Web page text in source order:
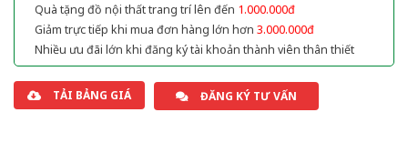
Quà tặng đồ nội thất trang trí lên đến 1.000.000đ
Giảm trực tiếp khi mua đơn hàng lớn hơn 3.000.000đ
Nhiều ưu đãi lớn khi đăng ký tài khoản thành viên thân thiết
TẢI BẢNG GIÁ ĐĂNG KÝ TƯ VẤN